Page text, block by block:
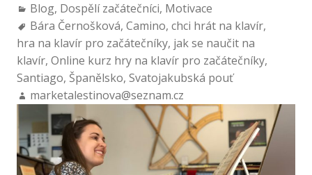
Blog, Dospělí začátečníci, Motivace
Bára Černošková, Camino, chci hrát na klavír,
hra na klavír pro začátečníky, jak se naučit na
klavír, Online kurz hry na klavír pro začátečníky,
Santiago, Španělsko, Svatojakubská pouť
marketalestinova@seznam.cz